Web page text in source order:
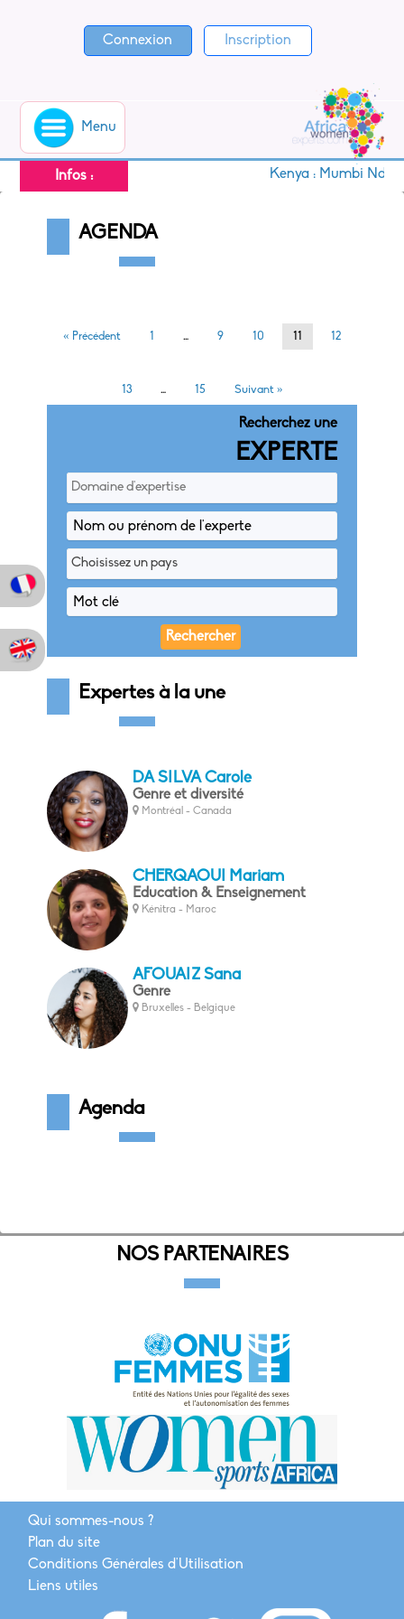
Connexion Inscription
Menu
Infos : Kenya : Mumbi
AGENDA
« Précédent 1 … 9 10 11 12
13 … 15 Suivant »
Recherchez une
EXPERTE
Domaine d'expertise
Choisissez un pays
Expertes à la une
DA SILVA Carole
Genre et diversité
Montréal - Canada
CHERQAOUI Mariam
Education & Enseignement
Kénitra - Maroc
AFOUAIZ Sana
Genre
Bruxelles - Belgique
Agenda
NOS PARTENAIRES
Qui sommes-nous ?
Plan du site
Conditions Générales d'Utilisation
Liens utiles